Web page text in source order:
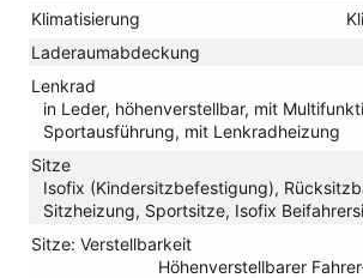
Klimatisierung
Laderaumabdeckung
Lenkrad
in Leder, höhenverstellbar, mit
Sportausführung, mit Lenkradheizung
Sitze
Isofix (Kindersitzbefestigung),
Sitzheizung, Sportsitze, Isofix
Sitze: Verstellbarkeit
Höhenverstellbarer